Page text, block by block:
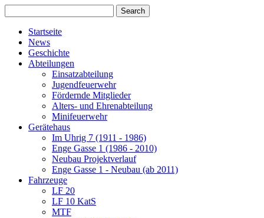
Startseite
News
Geschichte
Abteilungen
Einsatzabteilung
Jugendfeuerwehr
Fördernde Mitglieder
Alters- und Ehrenabteilung
Minifeuerwehr
Gerätehaus
Im Uhrig 7 (1911 - 1986)
Enge Gasse 1 (1986 - 2010)
Neubau Projektverlauf
Enge Gasse 1 - Neubau (ab 2011)
Fahrzeuge
LF 20
LF 10 KatS
MTF